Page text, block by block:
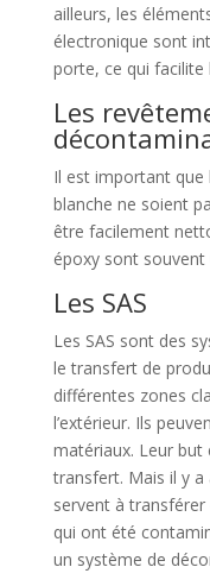
ailleurs, les
électronique sont
porte, ce qui
Les
Il est important que
blanche ne soient
être facilement
époxy sont souvent
Les SAS
Les SAS sont des
le transfert de
différentes zones
l’extérieur. Ils
matériaux. Leur but
transfert. Mais il y a
servent à
qui ont été
un système de